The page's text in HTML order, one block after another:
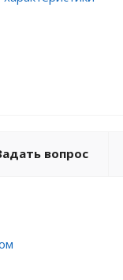
вопрос